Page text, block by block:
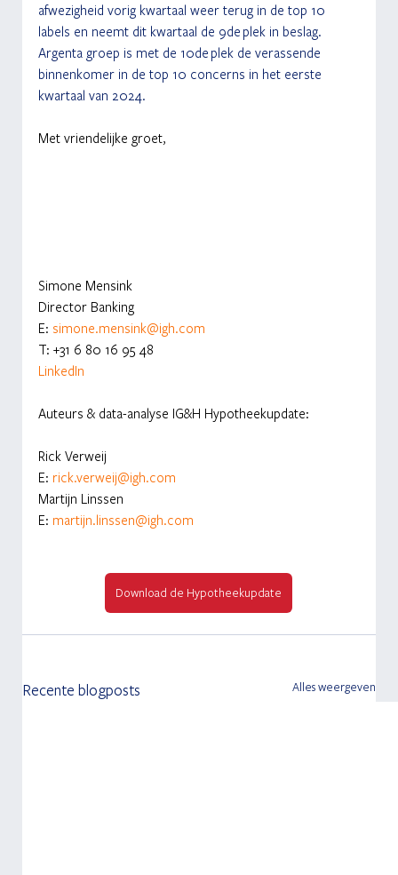
afwezigheid vorig kwartaal weer terug in de top 10
labels en neemt dit kwartaal de 9de plek in beslag.
Argenta groep is met de 10de plek de verassende
binnenkomer in de top 10 concerns in het eerste
kwartaal van 2024.
Met vriendelijke groet,
Simone Mensink
Director Banking
E: simone.mensink@igh.com
T: +31 6 80 16 95 48
LinkedIn
Auteurs & data-analyse IG&H Hypotheekupdate:
Rick Verweij
E: rick.verweij@igh.com
Martijn Linssen
E: martijn.linssen@igh.com
Download de Hypotheekupdate
Recente blogposts Alles weergeven